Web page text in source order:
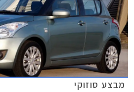
מבצע סוזוקי